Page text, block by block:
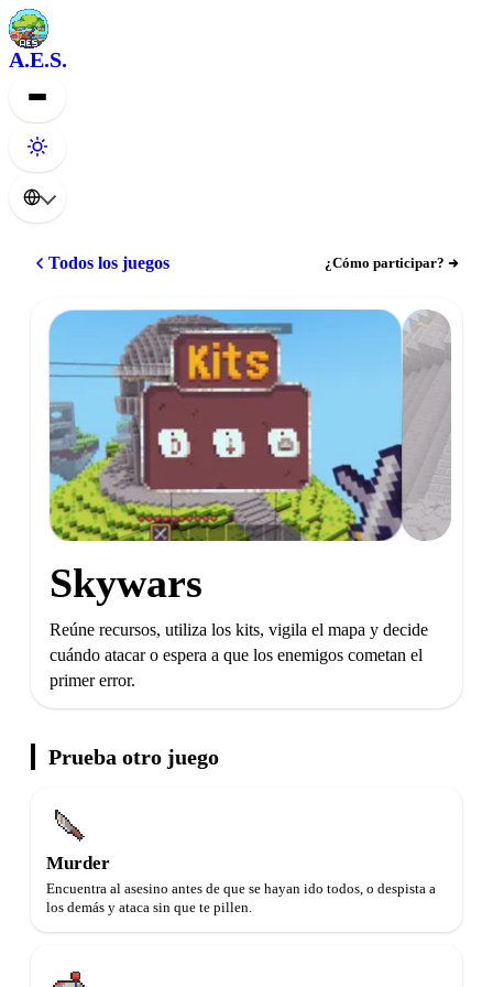
A.E.S.
Todos los juegos ¿Cómo participar?
Skywars
Reúne recursos, utiliza los kits, vigila el mapa y decide
cuándo atacar o espera a que los enemigos cometan el
primer error.
Prueba otro juego
Murder
Encuentra al asesino antes de que se hayan ido todos, o despista a
los demás y ataca sin que te pillen.